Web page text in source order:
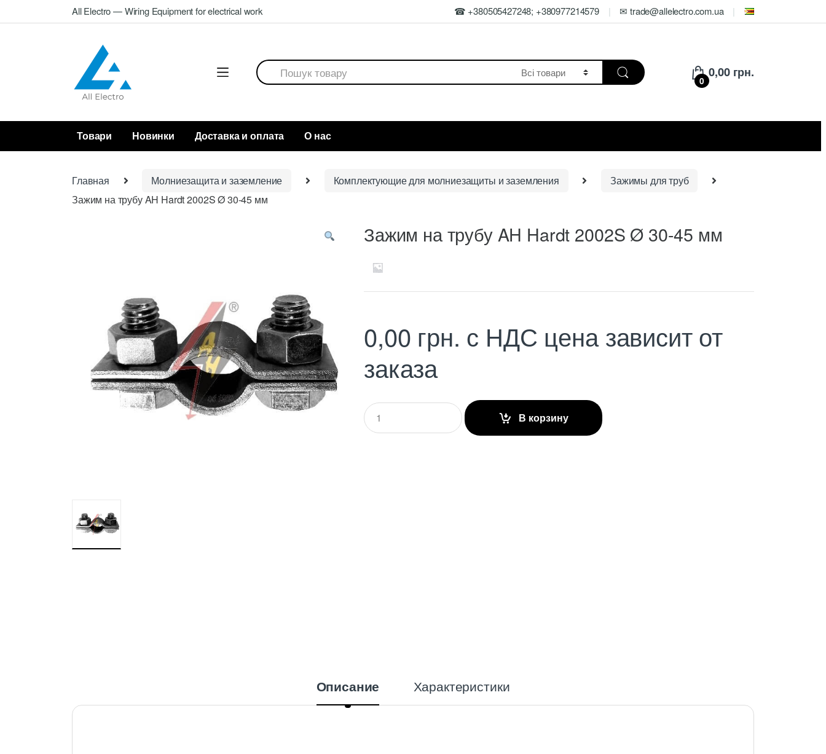
to
to
All Electro — Wiring Equipment for electrical work ☎ +380505427248; +380977214579 ✉ trade@allelectro.com.ua
Search
for:
0
0,00 грн.
Товари Новинки Доставка и оплата О нас
Главная Молниезащита и заземление Комплектующие для молниезащиты и заземления
Зажимы для труб
Зажим на трубу AH Hardt 2002S Ø 30-45 мм
Зажим на трубу AH Hardt 2002S Ø 30-45 мм
0,00 грн. с НДС цена зависит от
заказа
Q
u
В корзину
Описание Характеристики